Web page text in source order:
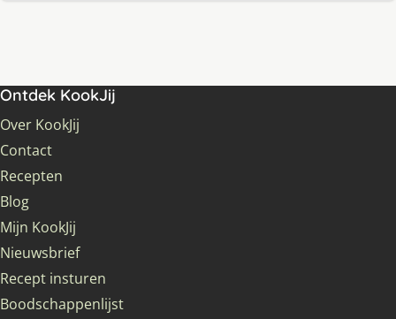
Ontdek KookJij
Over KookJij
Contact
Recepten
Blog
Mijn KookJij
Nieuwsbrief
Recept insturen
Boodschappenlijst